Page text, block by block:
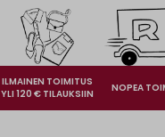
ILMAINEN TOIMITUS
YLI 120 € TILAUKSIIN
NOPEA